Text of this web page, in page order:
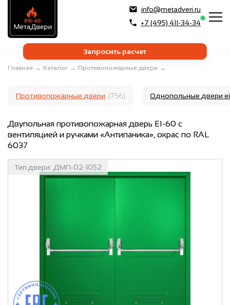
info@metadveri.ru
+7 (495) 411-34-34
Запросить расчет
Главная → Каталог → Противопожарные двери →
Противопожарные двери (756) Однопольные двери
Двупольная противопожарная дверь EI-60 с
вентиляцией и ручками «Антипаника», окрас по RAL
6037
Тип двери: ДМП-02-1052